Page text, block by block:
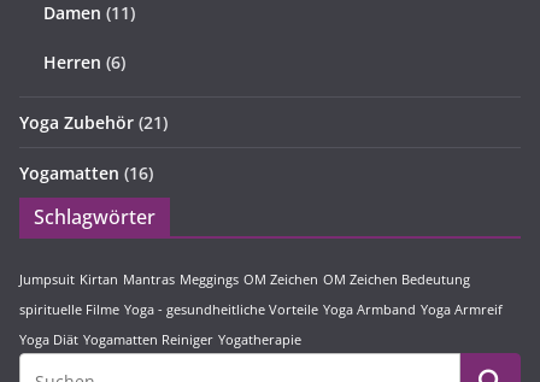
Damen (11)
Herren (6)
Yoga Zubehör (21)
Yogamatten (16)
Schlagwörter
Jumpsuit Kirtan Mantras Meggings OM Zeichen OM Zeichen Bedeutung
spirituelle Filme Yoga - gesundheitliche Vorteile Yoga Armband Yoga Armreif
Yoga Diät Yogamatten Reiniger Yogatherapie